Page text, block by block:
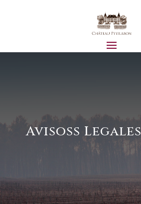
Avisoss Legales